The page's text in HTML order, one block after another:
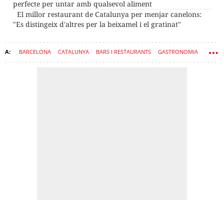
perfecte per untar amb qualsevol aliment
El millor restaurant de Catalunya per menjar canelons:
"Es distingeix d'altres per la beixamel i el gratinat"
BARCELONA CATALUNYA BARS I RESTAURANTS GASTRONOMIA